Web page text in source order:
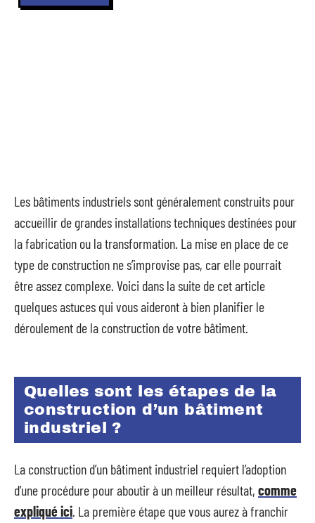
Les bâtiments industriels sont généralement construits pour
accueillir de grandes installations techniques destinées pour
la fabrication ou la transformation. La mise en place de ce
type de construction ne s’improvise pas, car elle pourrait
être assez complexe. Voici dans la suite de cet article
quelques astuces qui vous aideront à bien planifier le
déroulement de la construction de votre bâtiment.
Quelles sont les étapes de la
construction d’un bâtiment
industriel ?
La construction d’un bâtiment industriel requiert l’adoption
d’une procédure pour aboutir à un meilleur résultat, comme
expliqué ici. La première étape que vous aurez à franchir